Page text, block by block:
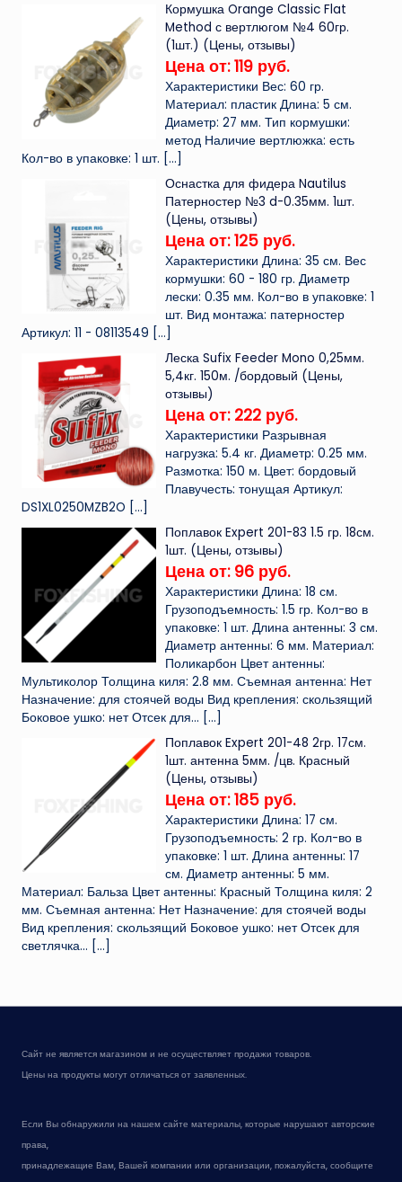
Кормушка Orange Classic Flat
Method с вертлюгом №4 60гр.
(1шт.) (Цены, отзывы)
Цена от: 119 руб.
Характеристики Вес: 60 гр.
Материал: пластик Длина: 5 см.
Диаметр: 27 мм. Тип кормушки:
метод Наличие вертлюжка: есть
Кол-во в упаковке: 1 шт. […]
Оснастка для фидера Nautilus
Патерностер №3 d-0.35мм. 1шт.
(Цены, отзывы)
Цена от: 125 руб.
Характеристики Длина: 35 см. Вес
кормушки: 60 - 180 гр. Диаметр
лески: 0.35 мм. Кол-во в упаковке: 1
шт. Вид монтажа: патерностер
Артикул: 11 - 08113549 […]
Леска Sufix Feeder Mono 0,25мм.
5,4кг. 150м. /бордовый (Цены,
отзывы)
Цена от: 222 руб.
Характеристики Разрывная
нагрузка: 5.4 кг. Диаметр: 0.25 мм.
Размотка: 150 м. Цвет: бордовый
Плавучесть: тонущая Артикул:
DS1XL0250MZB2O […]
Поплавок Expert 201-83 1.5 гр. 18см.
1шт. (Цены, отзывы)
Цена от: 96 руб.
Характеристики Длина: 18 см.
Грузоподъемность: 1.5 гр. Кол-во в
упаковке: 1 шт. Длина антенны: 3 см.
Диаметр антенны: 6 мм. Материал:
Поликарбон Цвет антенны:
Мультиколор Толщина киля: 2.8 мм. Съемная антенна: Нет
Назначение: для стоячей воды Вид крепления: скользящий
Боковое ушко: нет Отсек для... […]
Поплавок Expert 201-48 2гр. 17см.
1шт. антенна 5мм. /цв. Красный
(Цены, отзывы)
Цена от: 185 руб.
Характеристики Длина: 17 см.
Грузоподъемность: 2 гр. Кол-во в
упаковке: 1 шт. Длина антенны: 17
см. Диаметр антенны: 5 мм.
Материал: Бальза Цвет антенны: Красный Толщина киля: 2
мм. Съемная антенна: Нет Назначение: для стоячей воды
Вид крепления: скользящий Боковое ушко: нет Отсек для
светлячка... […]
Сайт не является магазином и не осуществляет продажи товаров.
Цены на продукты могут отличаться от заявленных.
Если Вы обнаружили на нашем сайте материалы, которые нарушают авторские
права,
принадлежащие Вам, Вашей компании или организации, пожалуйста, сообщите